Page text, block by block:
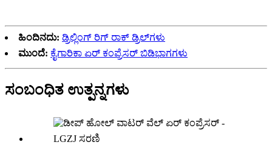
ಹಿಂದಿನದು: ಡ್ರಿಲ್ಲಿಂಗ್ ರಿಗ್ ರಾಕ್ ಡ್ರಿಲ್‌ಗಳು
ಮುಂದೆ: ಕೈಗಾರಿಕಾ ಏರ್ ಕಂಪ್ರೆಸರ್ ಬಿಡಿಭಾಗಗಳು
ಸಂಬಂಧಿತ ಉತ್ಪನ್ನಗಳು